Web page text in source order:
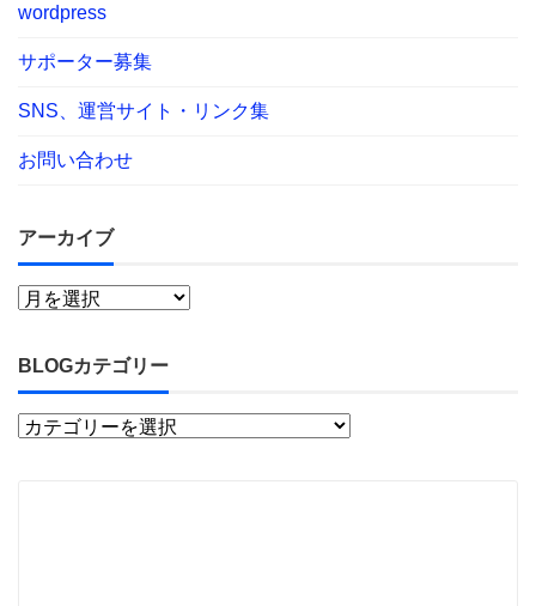
wordpress
サポーター募集
SNS、運営サイト・リンク集
お問い合わせ
アーカイブ
BLOGカテゴリー